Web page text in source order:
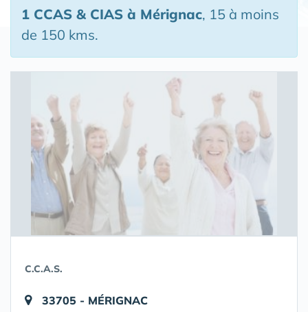
1 CCAS & CIAS à Mérignac, 15 à moins
de 150 kms.
C.C.A.S.
33705 - MÉRIGNAC